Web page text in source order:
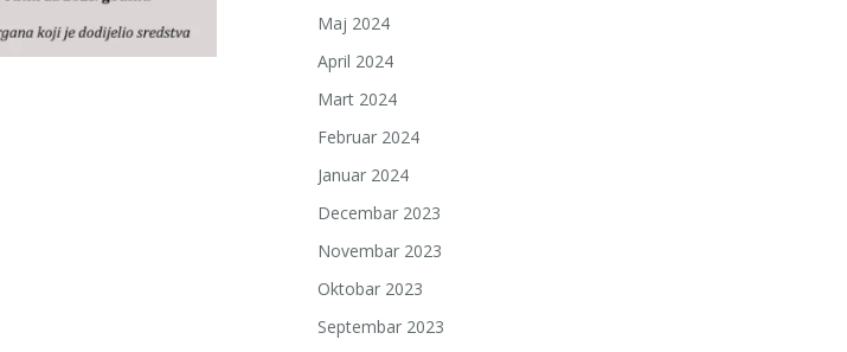
Maj 2024
April 2024
Mart 2024
Februar 2024
Januar 2024
Decembar 2023
Novembar 2023
Oktobar 2023
Septembar 2023